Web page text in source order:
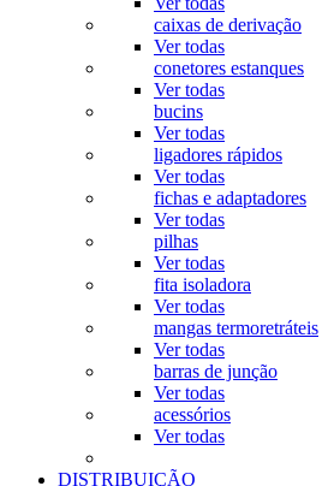
caixas de derivação
Ver todas
conetores estanques
Ver todas
bucins
Ver todas
ligadores rápidos
Ver todas
fichas e adaptadores
Ver todas
pilhas
Ver todas
fita isoladora
Ver todas
mangas termoretráteis
Ver todas
barras de junção
Ver todas
acessórios
Ver todas
DISTRIBUIÇÃO